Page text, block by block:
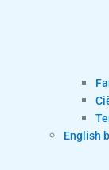
English